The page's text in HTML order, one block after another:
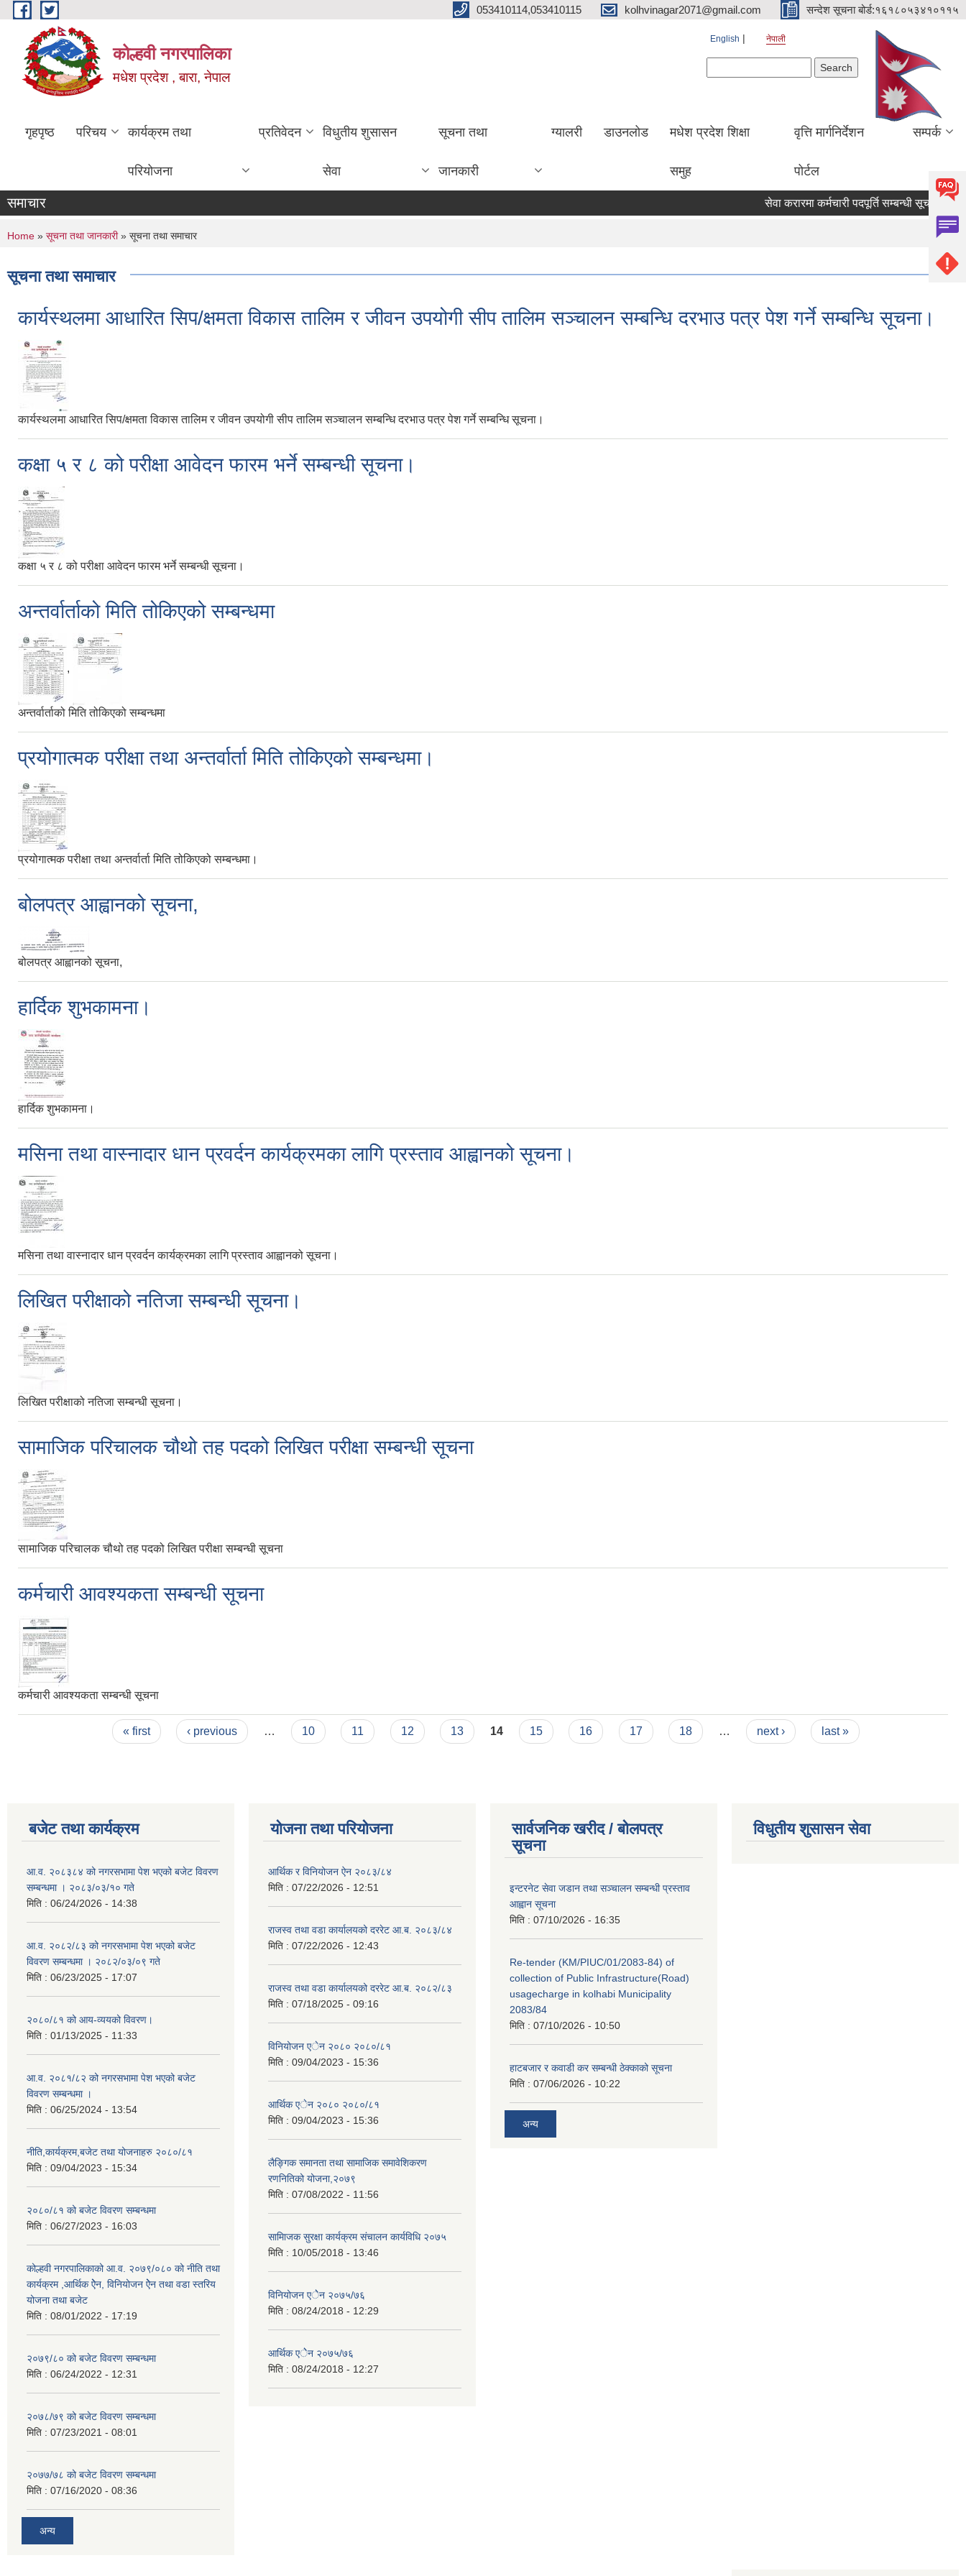
Skip to main content 053410114,053410115 kolhvinagar2071@gmail.com सन्देश सूचना बोर्ड:१६१८०५३४१०११५
कोल्हवी नगरपालिका
मधेश प्रदेश , बारा, नेपाल
English नेपाली
गृहपृष्ठ परिचय कार्यक्रम तथा
परियोजना
प्रतिवेदन विधुतीय शुसासन
सेवा
सूचना तथा
जानकारी
ग्यालरी डाउनलोड मधेश प्रदेश शिक्षा
समुह
वृत्ति मार्गनिर्देशन
पोर्टल
सम्पर्क
समाचार सेवा करारमा कर्मचारी पदपूर्ति सम्बन्धी सूचना आ. व.
You are here
Home » सूचना तथा जानकारी» सूचना तथा समाचार
सूचना तथा समाचार
कार्यस्थलमा आधारित सिप/क्षमता विकास तालिम र जीवन उपयोगी सीप तालिम सञ्चालन सम्बन्धि दरभाउ पत्र पेश गर्ने सम्बन्धि सूचना।
कार्यस्थलमा आधारित सिप/क्षमता विकास तालिम र जीवन उपयोगी सीप तालिम सञ्चालन सम्बन्धि दरभाउ पत्र पेश गर्ने सम्बन्धि सूचना।
कक्षा ५ र ८ को परीक्षा आवेदन फारम भर्ने सम्बन्धी सूचना।
कक्षा ५ र ८ को परीक्षा आवेदन फारम भर्ने सम्बन्धी सूचना।
अन्तर्वार्ताको मिति तोकिएको सम्बन्धमा
,
अन्तर्वार्ताको मिति तोकिएको सम्बन्धमा
प्रयोगात्मक परीक्षा तथा अन्तर्वार्ता मिति तोकिएको सम्बन्धमा।
प्रयोगात्मक परीक्षा तथा अन्तर्वार्ता मिति तोकिएको सम्बन्धमा।
बोलपत्र आह्वानको सूचना,
बोलपत्र आह्वानको सूचना,
हार्दिक शुभकामना।
हार्दिक शुभकामना।
मसिना तथा वास्नादार धान प्रवर्दन कार्यक्रमका लागि प्रस्ताव आह्वानको सूचना।
मसिना तथा वास्नादार धान प्रवर्दन कार्यक्रमका लागि प्रस्ताव आह्वानको सूचना।
लिखित परीक्षाको नतिजा सम्बन्धी सूचना।
लिखित परीक्षाको नतिजा सम्बन्धी सूचना।
सामाजिक परिचालक चौथो तह पदको लिखित परीक्षा सम्बन्धी सूचना
सामाजिक परिचालक चौथो तह पदको लिखित परीक्षा सम्बन्धी सूचना
कर्मचारी आवश्यकता सम्बन्धी सूचना
कर्मचारी आवश्यकता सम्बन्धी सूचना
« first ‹ previous … 10 11 12 13 14 15 16 17 18 … next › last »
बजेट तथा कार्यक्रम
आ.व. २०८३८४ को नगरसभामा पेश भएको बजेट विवरण
सम्बन्धमा । २०८३/०३/१० गते
मिति : 06/24/2026 - 14:38
आ.व. २०८२/८३ को नगरसभामा पेश भएको बजेट
विवरण सम्बन्धमा । २०८२/०३/०९ गते
मिति : 06/23/2025 - 17:07
२०८०/८१ को आय-व्ययको विवरण।
मिति : 01/13/2025 - 11:33
आ.व. २०८१/८२ को नगरसभामा पेश भएको बजेट
विवरण सम्बन्धमा ।
मिति : 06/25/2024 - 13:54
नीति,कार्यक्रम,बजेट तथा योजनाहरु २०८०/८१
मिति : 09/04/2023 - 15:34
२०८०/८१ को बजेट विवरण सम्बन्धमा
मिति : 06/27/2023 - 16:03
कोल्हवी नगरपालिकाको आ.व. २०७९/०८० को नीति तथा
कार्यक्रम ,आर्थिक ऐेन, विनियोजन ऐेन तथा वडा स्तरिय
योजना तथा बजेट
मिति : 08/01/2022 - 17:19
२०७९/८० को बजेट विवरण सम्बन्धमा
मिति : 06/24/2022 - 12:31
२०७८/७९ को बजेट विवरण सम्बन्धमा
मिति : 07/23/2021 - 08:01
२०७७/७८ को बजेट विवरण सम्बन्धमा
मिति : 07/16/2020 - 08:36
अन्य
योजना तथा परियोजना
आर्थिक र विनियोजन ऐन २०८३/८४
मिति : 07/22/2026 - 12:51
राजस्व तथा वडा कार्यालयको दररेट आ.ब. २०८३/८४
मिति : 07/22/2026 - 12:43
राजस्व तथा वडा कार्यालयको दररेट आ.ब. २०८२/८३
मिति : 07/18/2025 - 09:16
विनियोजन एेन २०८० २०८०/८१
मिति : 09/04/2023 - 15:36
आर्थिक एेन २०८० २०८०/८१
मिति : 09/04/2023 - 15:36
लैङ्गिक समानता तथा सामाजिक समावेशिकरण
रणनितिको योजना,२०७९
मिति : 07/08/2022 - 11:56
सामािजक सुरक्षा कार्यक्रम संचालन कार्यविधि २०७५
मिति : 10/05/2018 - 13:46
विनियोजन एेेन २०७५/७६
मिति : 08/24/2018 - 12:29
आर्थिक एेेन २०७५/७६
मिति : 08/24/2018 - 12:27
सार्वजनिक खरीद / बोलपत्र
सूचना
इन्टरनेट सेवा जडान तथा सञ्चालन सम्बन्धी प्रस्ताव
आह्वान सूचना
मिति : 07/10/2026 - 16:35
Re-tender (KM/PIUC/01/2083-84) of
collection of Public Infrastructure(Road)
usagecharge in kolhabi Municipality
2083/84
मिति : 07/10/2026 - 10:50
हाटबजार र कवाडी कर सम्बन्धी ठेक्काको सूचना
मिति : 07/06/2026 - 10:22
अन्य
विधुतीय शुसासन सेवा